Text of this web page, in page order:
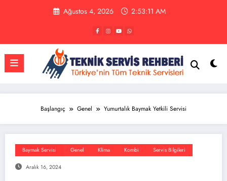
Ağustos 4, 2026 2:53:11 AM
Başlangıç Genel Yumurtalık Baymak Yetkili Servisi
Baymak Servisi Genel Klima Kombi Servis Bilgileri
Aralık 16, 2024